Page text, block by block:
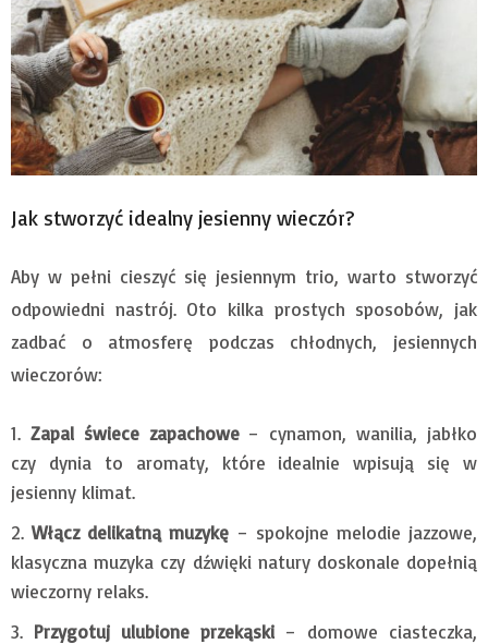
Jak stworzyć idealny jesienny wieczór?
Aby w pełni cieszyć się jesiennym trio, warto stworzyć
odpowiedni nastrój. Oto kilka prostych sposobów, jak
zadbać o atmosferę podczas chłodnych, jesiennych
wieczorów:
Zapal świece zapachowe– cynamon, wanilia, jabłko
czy dynia to aromaty, które idealnie wpisują się w
jesienny klimat.
Włącz delikatną muzykę – spokojne melodie jazzowe,
klasyczna muzyka czy dźwięki natury doskonale dopełnią
wieczorny relaks.
Przygotuj ulubione przekąski – domowe ciasteczka,